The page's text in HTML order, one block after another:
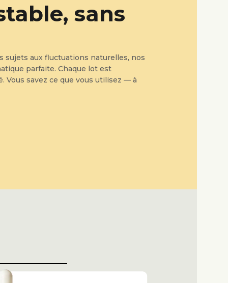
sans
sujets aux fluctuations naturelles, nos
parfaite. Chaque lot est
Vous savez ce que vous utilisez — à